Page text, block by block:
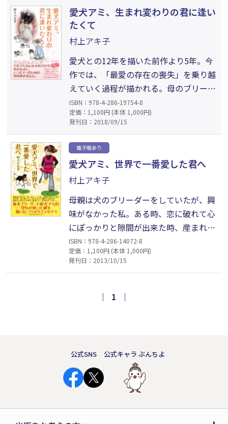
目覚めに気づく。その未熟児に「友
達」を意味する「アミ」と名づけて世
話をするうちに、最強の親バカに…。
人と犬との笑いと絆を描いたコミック
エッセイを文庫化。
愛犬アミ、生まれ変わりの君に逢い
たくて
村上アキ子
愛犬との12年を描いた前作より5年。今
作では、「最愛の存在の喪失」を乗り越
えていく過程が描かれる。母のブリーダ
ー業による、パピヨンたちとの日常。そ
の中で著者は、天国に行ったアミの生ま
れ変わりに出会った直感を得る。喜んで
愛を注ぎこむが、先天性の病気のある子
で……。ペットロスに悩む愛犬家はもち
ろん、愛を知る全ての人に捧げるコミッ
クエッセイ第2弾。
ISBN：978-4-286-19754-8
定価：1,100円 (本体 1,000円)
発刊日：2018/09/15
電子版あり
愛犬アミ、世界で一番愛した君へ
村上アキ子
母親は犬のブリーダーをしていたが、興
味がなかった私。ある時、恋に破れて心
にぽっかりと隙間が出来た時、産まれた
ばかりの子犬に出会った。その名は「ア
ミ」。生まれたばかりの時に心臓停止を
の絆を深めていく。新米ブリーダーと愛
ISBN：978-4-286-14072-8
定価：1,100円 (本体 1,000円)
発刊日：2013/10/15
｜ 1 ｜
公式SNS 公式キャラ ぶんちよ